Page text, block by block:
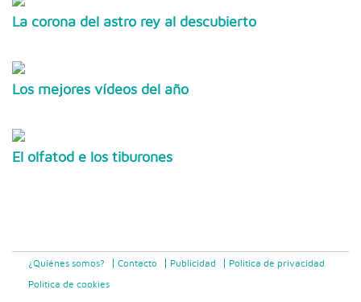
La corona del astro rey al descubierto
Los mejores vídeos del año
El olfatod e los tiburones
¿Quiénes somos? Contacto Publicidad Politica de privacidad
Política de cookies